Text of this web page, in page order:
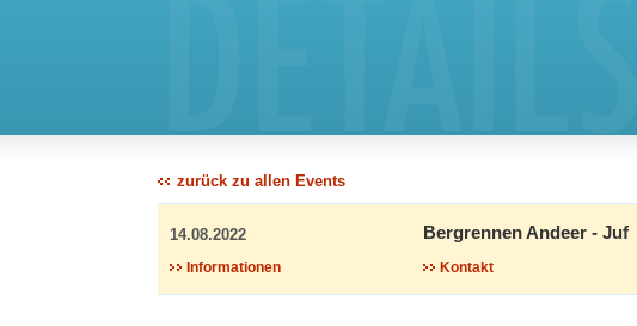
zurück zu allen Events
14.08.2022 Bergrennen Andeer - Juf
Informationen Kontakt